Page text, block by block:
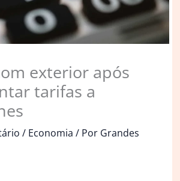
exterior após
tarifas a
/ Economia / Por Grandes